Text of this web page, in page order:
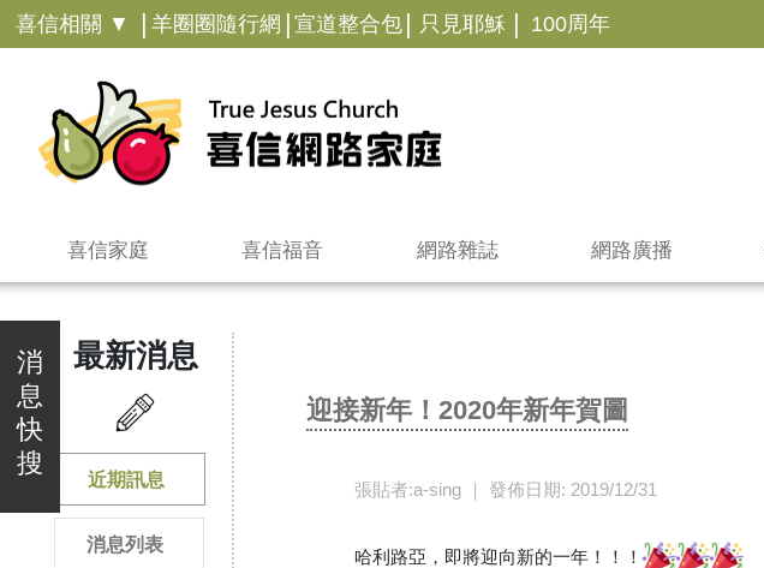
喜信相關 ▼ | 羊圈圈隨行網 | 宣道整合包 | 只見耶穌 | 100周年
喜信家庭 喜信福音 網路雜誌 網路廣播
消
息
快
搜
最新消息
近期訊息
消息列表
迎接新年！2020年新年賀圖
張貼者:a-sing ｜ 發佈日期: 2019/12/31
哈利路亞，即將迎向新的一年！！！